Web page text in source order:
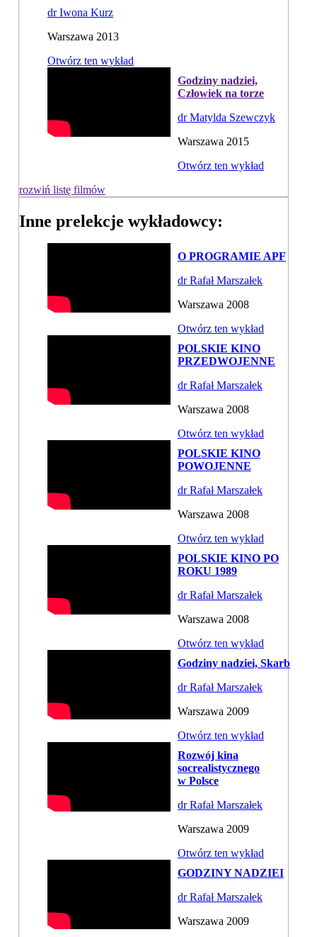
dr Iwona Kurz
Warszawa 2013
Otwórz ten wykład
Godziny nadziei,
Człowiek na torze
dr Matylda Szewczyk
Warszawa 2015
Otwórz ten wykład
rozwiń listę filmów
Inne prelekcje wykładowcy:
O PROGRAMIE APF
dr Rafał Marszałek
Warszawa 2008
Otwórz ten wykład
POLSKIE KINO
PRZEDWOJENNE
dr Rafał Marszałek
Warszawa 2008
Otwórz ten wykład
POLSKIE KINO
POWOJENNE
dr Rafał Marszałek
Warszawa 2008
Otwórz ten wykład
POLSKIE KINO PO
ROKU 1989
dr Rafał Marszałek
Warszawa 2008
Otwórz ten wykład
Godziny nadziei, Skarb
dr Rafał Marszałek
Warszawa 2009
Otwórz ten wykład
Rozwój kina
socrealistycznego
w Polsce
dr Rafał Marszałek
Warszawa 2009
Otwórz ten wykład
GODZINY NADZIEI
dr Rafał Marszałek
Warszawa 2009